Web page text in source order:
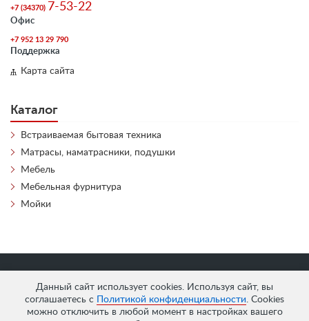
Данный сайт использует cookies. Используя сайт, вы
соглашаетесь с
Политикой конфиденциальности. Cookies
можно отключить в любой момент в настройках вашего
+7 (34370) 7-53-22
Офис
+7 952 13 29 790
Поддержка
Карта сайта
Каталог
Встраиваемая бытовая техника
Матрасы, наматрасники, подушки
Мебель
Мебельная фурнитура
Мойки